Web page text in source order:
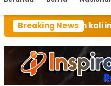
Breaking News
kali ini BRI Unit